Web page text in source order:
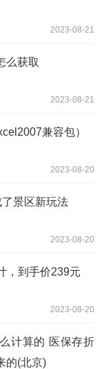
2023-08-21
么获取
2023-08-21
兼容包）
2023-08-20
了景区新玩法
2023-08-20
，到手价239元
2023-08-20
计算的 医保存折
的(北京)